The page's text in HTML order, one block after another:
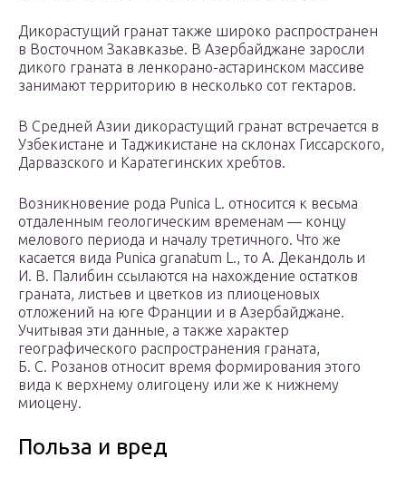
Дикорастущий гранат также широко распространен
в Восточном Закавказье. В Азербайджане заросли
дикого граната в ленкорано-астаринском массиве
занимают территорию в несколько сот гектаров.
В Средней Азии дикорастущий гранат встречается в
Узбекистане и Таджикистане на склонах Гиссарского,
Дарвазского и Каратегинских хребтов.
Возникновение рода Punica L. относится к весьма
отдаленным геологическим временам — концу
мелового периода и началу третичного. Что же
касается вида Punica granatum L., то А. Декандоль и
И. В. Палибин ссылаются на нахождение остатков
граната, листьев и цветков из плиоценовых
отложений на юге Франции и в Азербайджане.
Учитывая эти данные, а также характер
географического распространения граната,
Б. С. Розанов относит время формирования этого
вида к верхнему олигоцену или же к нижнему
миоцену.
Польза и вред